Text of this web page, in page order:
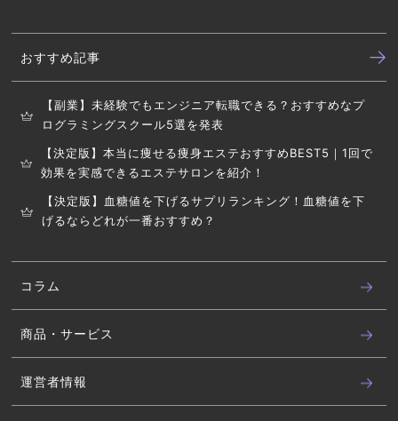
おすすめ記事
【副業】未経験でもエンジニア転職できる？おすすめなプ
ログラミングスクール5選を発表
【決定版】本当に痩せる痩身エステおすすめBEST5｜1回で
効果を実感できるエステサロンを紹介！
【決定版】血糖値を下げるサプリランキング！血糖値を下
げるならどれが一番おすすめ？
コラム
商品・サービス
運営者情報